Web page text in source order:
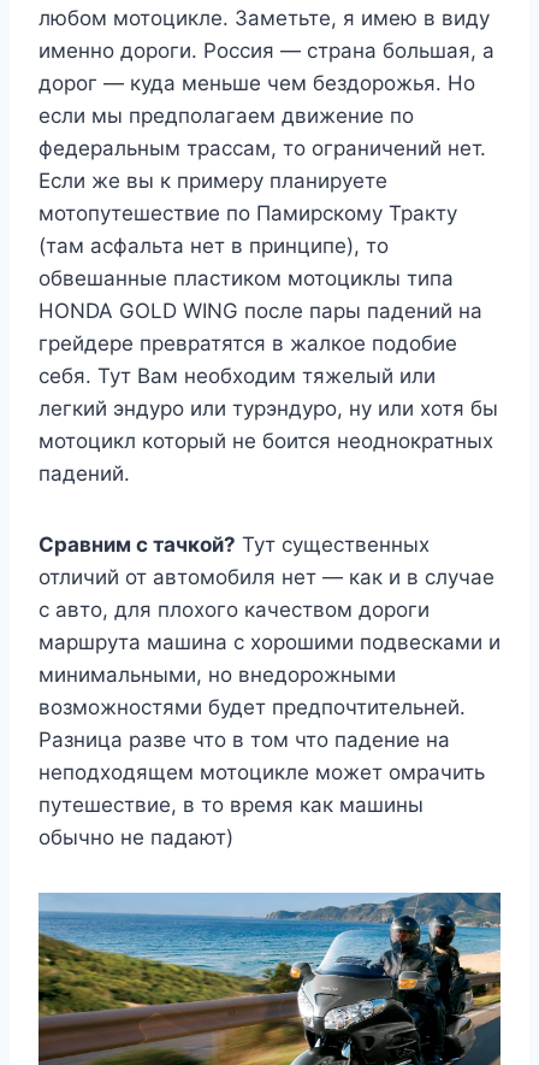
любом мотоцикле. Заметьте, я имею в виду
именно дороги. Россия — страна большая, а
дорог — куда меньше чем бездорожья. Но
если мы предполагаем движение по
федеральным трассам, то ограничений нет.
Если же вы к примеру планируете
мотопутешествие по Памирскому Тракту
(там асфальта нет в принципе), то
обвешанные пластиком мотоциклы типа
HONDA GOLD WING после пары падений на
грейдере превратятся в жалкое подобие
себя. Тут Вам необходим тяжелый или
легкий эндуро или турэндуро, ну или хотя бы
мотоцикл который не боится неоднократных
падений.
Сравним с тачкой? Тут существенных
отличий от автомобиля нет — как и в случае
с авто, для плохого качеством дороги
маршрута машина с хорошими подвесками и
минимальными, но внедорожными
возможностями будет предпочтительней.
Разница разве что в том что падение на
неподходящем мотоцикле может омрачить
путешествие, в то время как машины
обычно не падают)